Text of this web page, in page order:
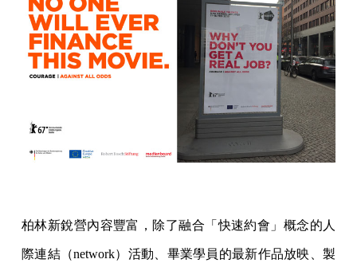
柏林新銳營內容豐富，除了融合「快速約會」概念的人
際連結（network）活動、畢業學員的最新作品放映、製